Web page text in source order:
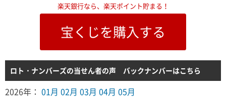
楽天銀行なら、楽天ポイント貯まる！
宝くじを購入する
ロト・ナンバーズの当せん者の声 バックナンバーはこちら
2026年： 01月 02月 03月 04月 05月